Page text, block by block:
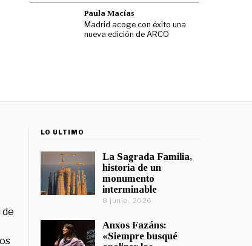
Paula Macías
Madrid acoge con éxito una
nueva edición de ARCO
de
LO ÚLTIMO
La Sagrada Familia,
historia de un
monumento
interminable
8 junio, 2026
Anxos Fazáns:
«Siempre busqué